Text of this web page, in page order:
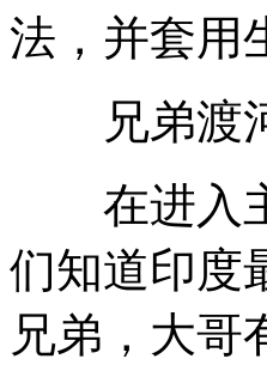
法，并套用
兄弟渡
在进入主
们知道印度
兄弟，大哥